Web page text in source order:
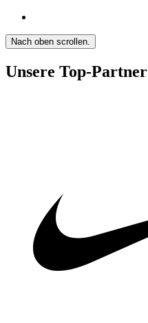
Nach oben scrollen.
Unsere Top-Partner